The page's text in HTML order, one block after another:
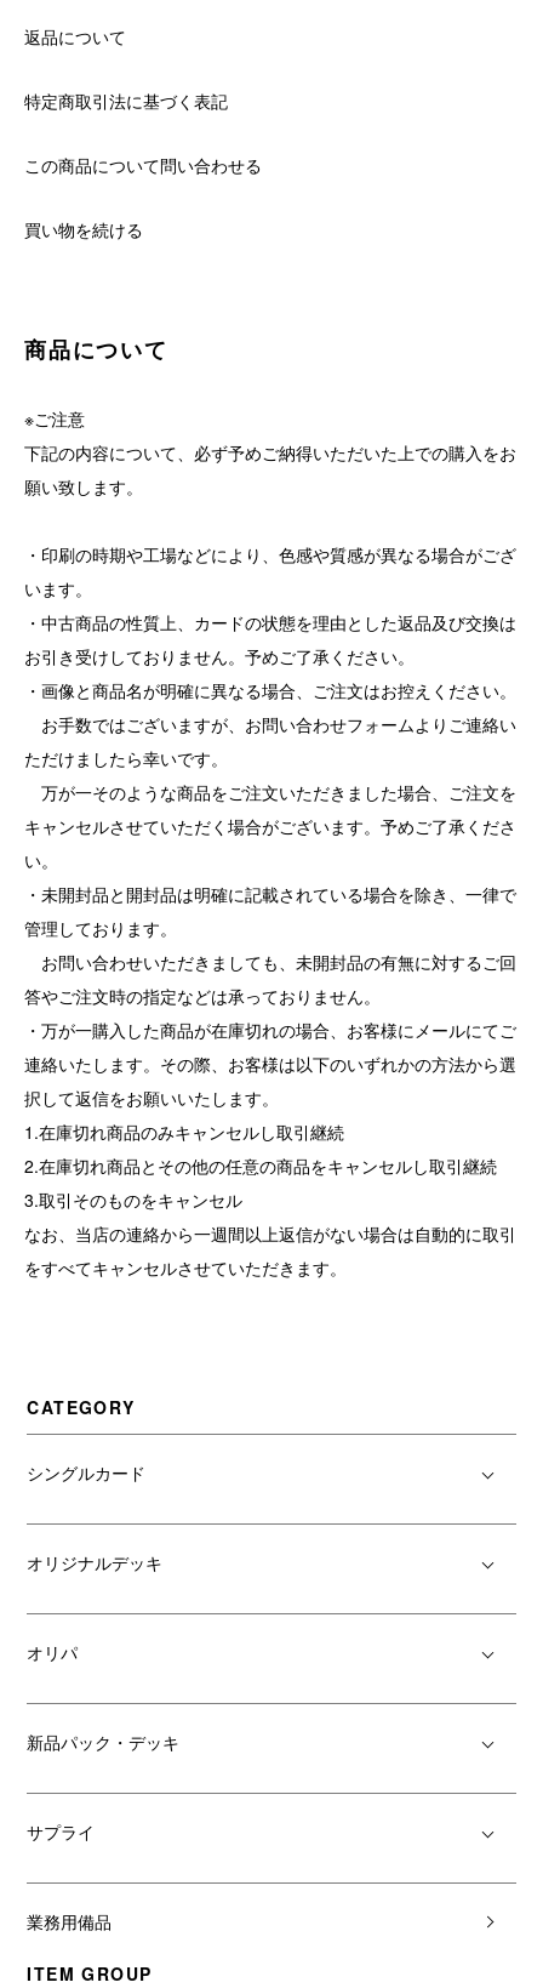
返品について
特定商取引法に基づく表記
この商品について問い合わせる
買い物を続ける
商品について
※ご注意
下記の内容について、必ず予めご納得いただいた上での購入をお
願い致します。
・印刷の時期や工場などにより、色感や質感が異なる場合がござ
います。
・中古商品の性質上、カードの状態を理由とした返品及び交換は
お引き受けしておりません。予めご了承ください。
・画像と商品名が明確に異なる場合、ご注文はお控えください。
お手数ではございますが、お問い合わせフォームよりご連絡い
ただけましたら幸いです。
万が一そのような商品をご注文いただきました場合、ご注文を
キャンセルさせていただく場合がございます。予めご了承くださ
い。
・未開封品と開封品は明確に記載されている場合を除き、一律で
管理しております。
お問い合わせいただきましても、未開封品の有無に対するご回
答やご注文時の指定などは承っておりません。
・万が一購入した商品が在庫切れの場合、お客様にメールにてご
連絡いたします。その際、お客様は以下のいずれかの方法から選
択して返信をお願いいたします。
1.在庫切れ商品のみキャンセルし取引継続
2.在庫切れ商品とその他の任意の商品をキャンセルし取引継続
3.取引そのものをキャンセル
なお、当店の連絡から一週間以上返信がない場合は自動的に取引
をすべてキャンセルさせていただきます。
CATEGORY
シングルカード
オリジナルデッキ
オリパ
新品パック・デッキ
サプライ
業務用備品
ITEM GROUP